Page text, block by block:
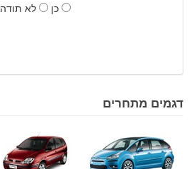
כן
לא תודה
דגמים מתחרים